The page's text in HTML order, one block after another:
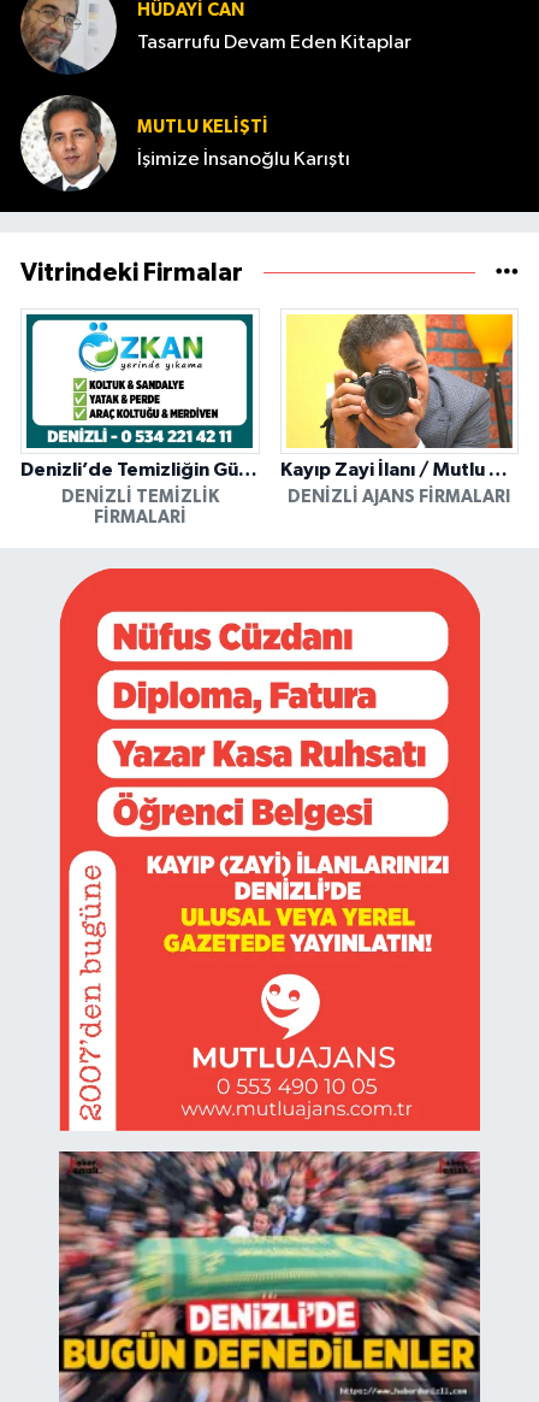
HÜDAYI CAN
Tasarrufu Devam Eden Kitaplar
MUTLU KELİŞTİ
İşimize İnsanoğlu Karıştı
Vitrindeki Firmalar
Denizli’de Temizliğin Güvenilir Adresi: Özkan Yerinde Yıkama
DENIZLI TEMIZLIK
FIRMALARI
Kayıp Zayi İlanı / Mutlu Ajans / Denizli
DENIZLI AJANS FIRMALARI